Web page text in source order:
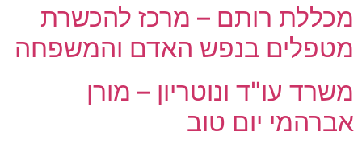
מכללת רותם – מרכז להכשרת
מטפלים בנפש האדם והמשפחה
משרד עו"ד ונוטריון – מורן
אברהמי יום טוב